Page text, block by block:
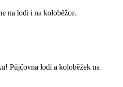
na lodi i na koloběžce.
Půjčovna lodí a koloběžek na